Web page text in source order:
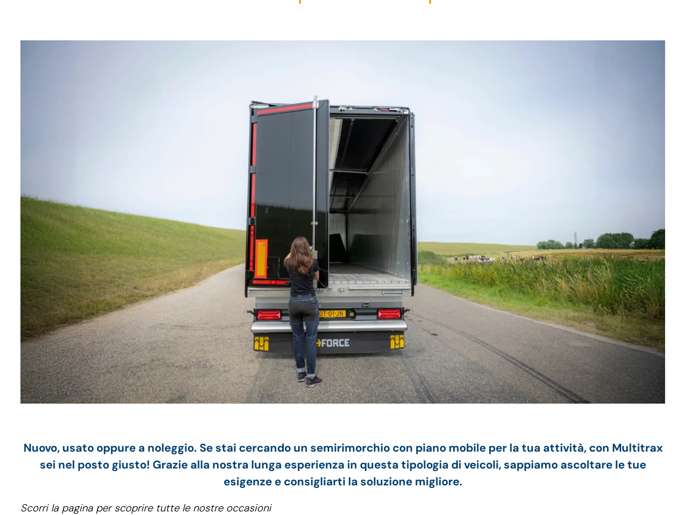
Nuovo, usato oppure a noleggio. Se stai cercando un semirimorchio con piano mobile per la tua attività, con Multitrax
sei nel posto giusto! Grazie alla nostra lunga esperienza in questa tipologia di veicoli, sappiamo ascoltare le tue
esigenze e consigliarti la soluzione migliore.
Scorri la pagina per scoprire tutte le nostre occasioni